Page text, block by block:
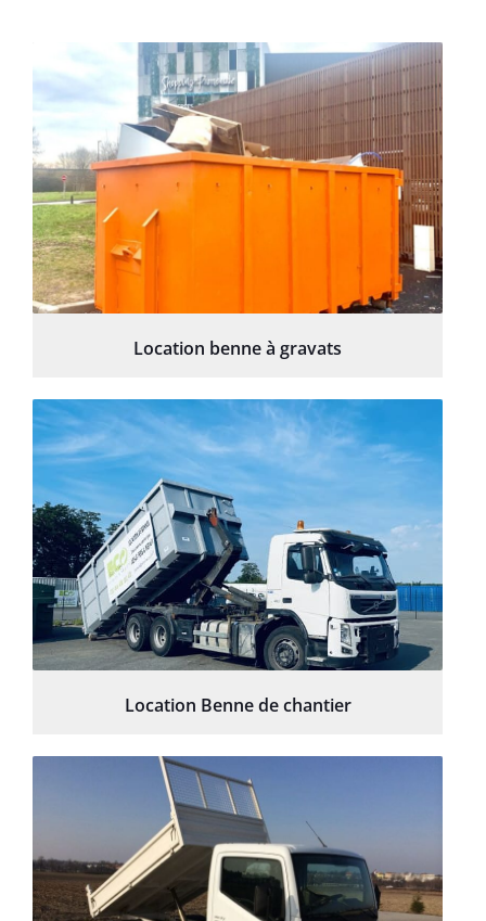
Location benne à gravats
Location Benne de chantier